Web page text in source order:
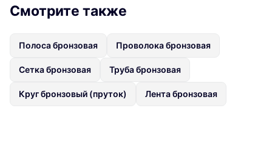
Смотрите также
Полоса бронзовая Проволока бронзовая
Сетка бронзовая Труба бронзовая
Круг бронзовый (пруток) Лента бронзовая